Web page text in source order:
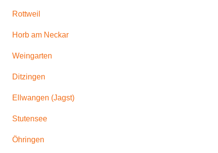
Rottweil
Horb am Neckar
Weingarten
Ditzingen
Ellwangen (Jagst)
Stutensee
Öhringen